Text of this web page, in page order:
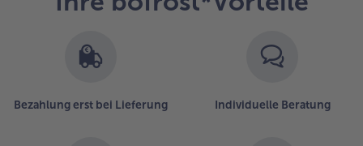
Bezahlung erst bei Lieferung Individuelle Beratung